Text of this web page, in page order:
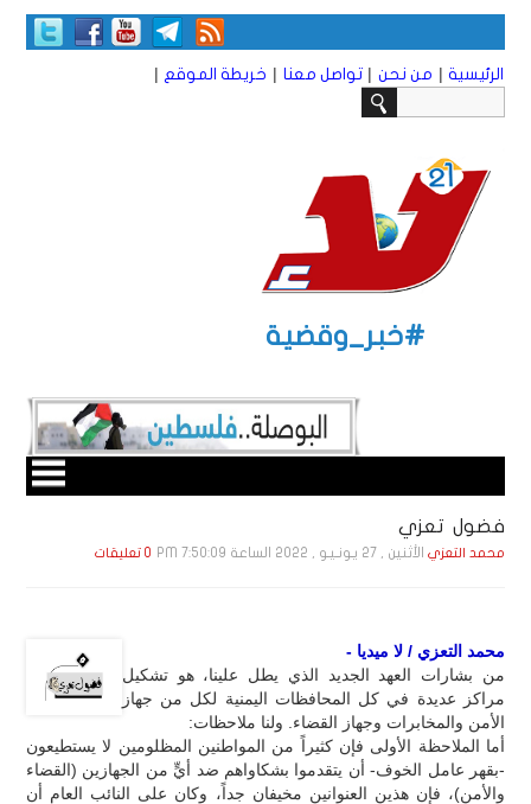
الرئيسية | من نحن | تواصل معنا | خريطة الموقع |
#خبر_وقضية
فضول تعزي
محمد التعزي الأثنين , 27 يـونـيـو , 2022 الساعة 7:50:09 PM 0 تعليقات
محمد التعزي / لا ميديا -
من بشارات العهد الجديد الذي يطل علينا، هو تشكيل
مراكز عديدة في كل المحافظات اليمنية لكل من جهاز
الأمن والمخابرات وجهاز القضاء. ولنا ملاحظات:
أما الملاحظة الأولى فإن كثيراً من المواطنين المظلومين لا يستطيعون
-بقهر عامل الخوف- أن يتقدموا بشكاواهم ضد أيٍّ من الجهازين (القضاء
والأمن)، فإن هذين العنوانين مخيفان جداً، وكان على النائب العام أن